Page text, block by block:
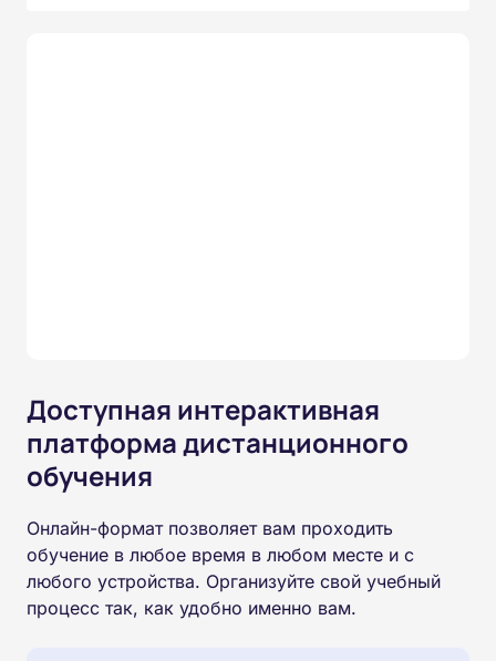
Доступная интерактивная
платформа дистанционного
обучения
Онлайн-формат позволяет вам проходить
обучение в любое время в любом месте и с
любого устройства. Организуйте свой учебный
процесс так, как удобно именно вам.